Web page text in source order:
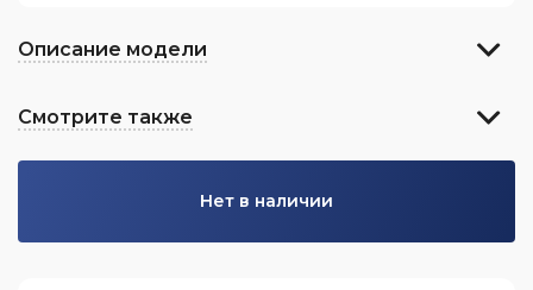
Описание модели
Смотрите также
Нет в наличии